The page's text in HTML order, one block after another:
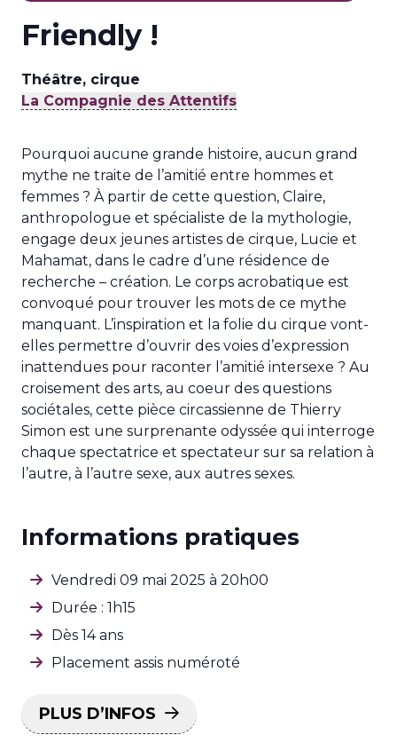
Friendly !
Théâtre, cirque
La Compagnie des Attentifs
Pourquoi aucune grande histoire, aucun grand
mythe ne traite de l’amitié entre hommes et
femmes ? À partir de cette question, Claire,
anthropologue et spécialiste de la mythologie,
engage deux jeunes artistes de cirque, Lucie et
Mahamat, dans le cadre d’une résidence de
recherche – création. Le corps acrobatique est
convoqué pour trouver les mots de ce mythe
manquant. L’inspiration et la folie du cirque vont-
elles permettre d’ouvrir des voies d’expression
inattendues pour raconter l’amitié intersexe ? Au
croisement des arts, au coeur des questions
sociétales, cette pièce circassienne de Thierry
Simon est une surprenante odyssée qui interroge
chaque spectatrice et spectateur sur sa relation à
l’autre, à l’autre sexe, aux autres sexes.
Informations pratiques
Vendredi 09 mai 2025 à 20h00
Durée : 1h15
Dès 14 ans
Placement assis numéroté
PLUS D’INFOS